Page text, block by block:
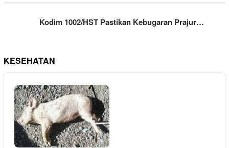
Kodim 1002/HST Pastikan Kebugaran Prajur…
KESEHATAN